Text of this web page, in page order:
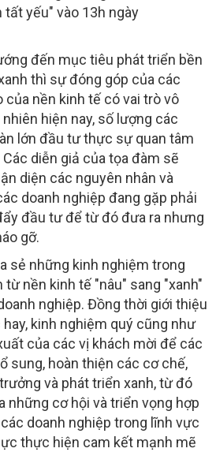
yếu" vào 13h ngày
đến mục tiêu phát triển bền
thì sự đóng góp của các
của nền kinh tế có vai trò vô
hiện nay, số lượng các
lớn đầu tư thực sự quan tâm
diễn giả của tọa đàm sẽ
diện các nguyên nhân và
doanh nghiệp đang gặp phải
đầu tư để từ đó đưa ra nhưng
gỡ.
sẻ những kinh nghiệm trong
nền kinh tế "nâu" sang "xanh"
nghiệp. Đồng thời giới thiệu
kinh nghiệm quý cũng như
của các vị khách mời để các
sung, hoàn thiện các cơ chế,
và phát triển xanh, từ đó
những cơ hội và triển vọng hợp
doanh nghiệp trong lĩnh vực
thực hiện cam kết mạnh mẽ